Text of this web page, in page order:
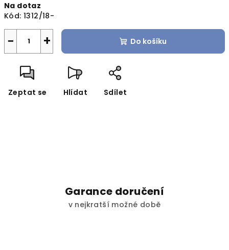
cena:
Na dotaz
Kód: 1312/18-
+
− Do košíku
Zeptat se Hlídat Sdílet
Garance doručení
v nejkratší možné době